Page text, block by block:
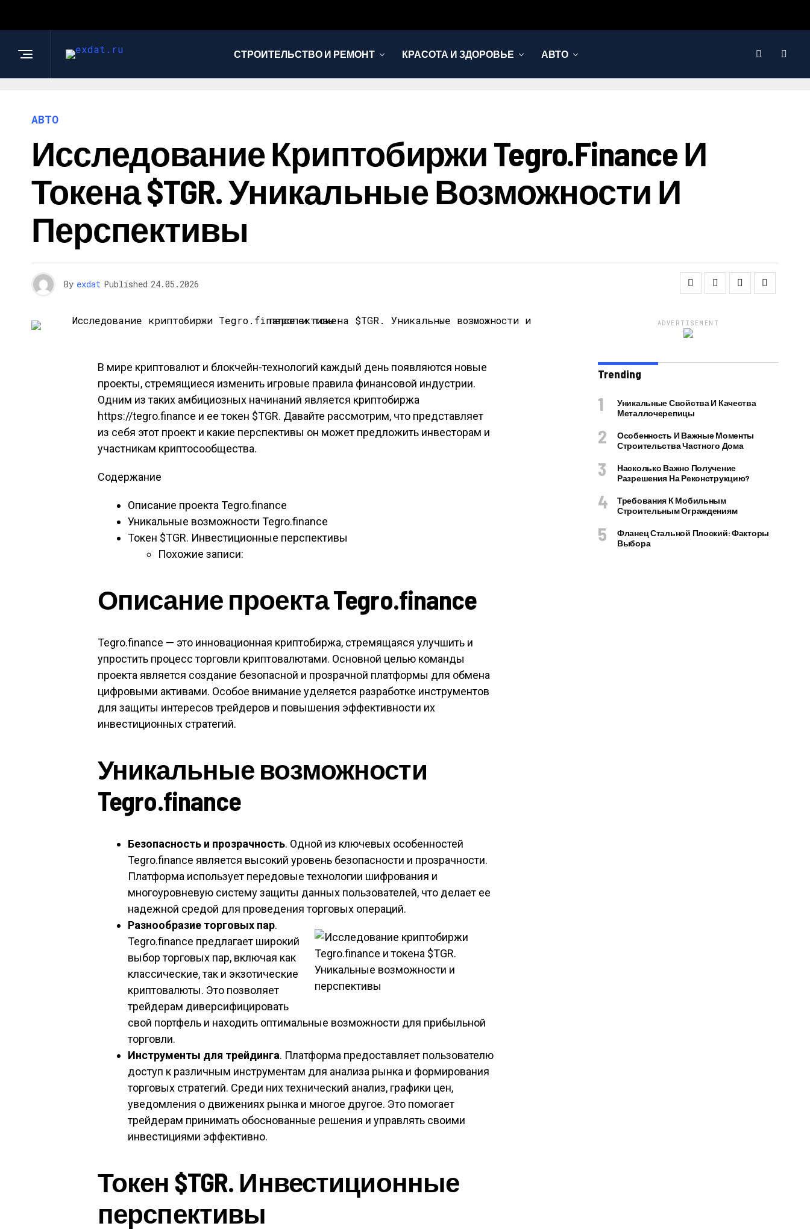
СТРОИТЕЛЬСТВО И РЕМОНТ КРАСОТА И ЗДОРОВЬЕ АВТО
АВТО
Исследование Криптобиржи Tegro.finance И
Токена $TGR. Уникальные Возможности И
Перспективы
By exdat Published 24.05.2026
В мире криптовалют и блокчейн-технологий каждый день появляются новые
проекты, стремящиеся изменить игровые правила финансовой индустрии.
Одним из таких амбициозных начинаний является криптобиржа
https://tegro.finance и ее токен $TGR. Давайте рассмотрим, что представляет
из себя этот проект и какие перспективы он может предложить инвесторам и
участникам криптосообщества.
Содержание
Описание проекта Tegro.finance
Уникальные возможности Tegro.finance
Токен $TGR. Инвестиционные перспективы
Похожие записи:
Описание проекта Tegro.finance
Tegro.finance — это инновационная криптобиржа, стремящаяся улучшить и
упростить процесс торговли криптовалютами. Основной целью команды
проекта является создание безопасной и прозрачной платформы для обмена
цифровыми активами. Особое внимание уделяется разработке инструментов
для защиты интересов трейдеров и повышения эффективности их
инвестиционных стратегий.
Уникальные возможности
Tegro.finance
Безопасность и прозрачность. Одной из ключевых особенностей
Tegro.finance является высокий уровень безопасности и прозрачности.
Платформа использует передовые технологии шифрования и
многоуровневую систему защиты данных пользователей, что делает ее
надежной средой для проведения торговых операций.
Разнообразие торговых пар.
Tegro.finance предлагает широкий
выбор торговых пар, включая как
классические, так и экзотические
криптовалюты. Это позволяет
трейдерам диверсифицировать
свой портфель и находить оптимальные возможности для прибыльной
торговли.
Инструменты для трейдинга. Платформа предоставляет пользователю
доступ к различным инструментам для анализа рынка и формирования
торговых стратегий. Среди них технический анализ, графики цен,
уведомления о движениях рынка и многое другое. Это помогает
трейдерам принимать обоснованные решения и управлять своими
инвестициями эффективно.
Токен $TGR. Инвестиционные
перспективы
ADVERTISEMENT
Trending
Уникальные Свойства И Качества
Металлочерепицы
Особенность И Важные Моменты
Строительства Частного Дома
Насколько Важно Получение
Разрешения На Реконструкцию?
Требования К Мобильным
Строительным Ограждениям
Фланец Стальной Плоский: Факторы
Выбора